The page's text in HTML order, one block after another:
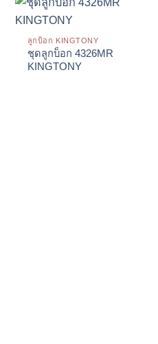
ลูกบ็อก KINGTONY
ชุดลูกบ็อก 4326MR
KINGTONY